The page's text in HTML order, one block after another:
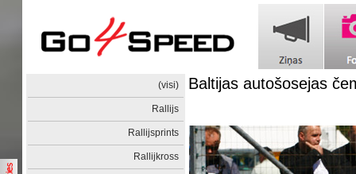
(visi)
Rallijs
Rallijsprints
Rallijkross
Baltijas autošosejas